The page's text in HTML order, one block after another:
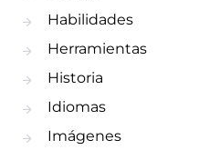
Habilidades
Herramientas
Historia
Idiomas
Imágenes